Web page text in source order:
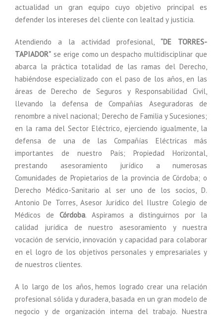
actualidad un gran equipo cuyo objetivo principal es
defender los intereses del cliente con lealtad y justicia.
Atendiendo a la actividad profesional, “DE TORRES-
TAPIADOR” se erige como un despacho multidisciplinar que
abarca la práctica totalidad de las ramas del Derecho,
habiéndose especializado con el paso de los años, en las
áreas de Derecho de Seguros y Responsabilidad Civil,
llevando la defensa de Compañías Aseguradoras de
renombre a nivel nacional; Derecho de Familia y Sucesiones;
en la rama del Sector Eléctrico, ejerciendo igualmente, la
defensa de una de las Compañías Eléctricas más
importantes de nuestro País; Propiedad Horizontal,
prestando asesoramiento jurídico a numerosas
Comunidades de Propietarios de la provincia de Córdoba; o
Derecho Médico-Sanitario al ser uno de los socios, D.
Antonio De Torres, Asesor Jurídico del Ilustre Colegio de
Médicos de Córdoba. Aspiramos a distinguirnos por la
calidad jurídica de nuestro asesoramiento y nuestra
vocación de servicio, innovación y capacidad para colaborar
en el logro de los objetivos personales y empresariales y
de nuestros clientes.
A lo largo de los años, hemos logrado crear una relación
profesional sólida y duradera, basada en un gran modelo de
negocio y de organización interna del trabajo. Nuestra